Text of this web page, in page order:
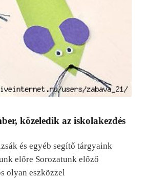
közeledik az iskolakezdés
és egyéb segítő tárgyaink
előre Sorozatunk előző
olyan eszközzel